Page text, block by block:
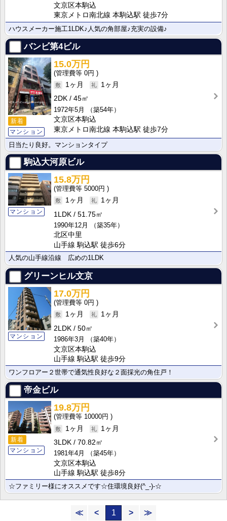
文京区本駒込
東京メトロ南北線 本駒込駅 徒歩7分
ハウスメーカー施工1LDK♪人気の角部屋♪充実の設備♪
バンビ第4ビル
新着
マンション
15.0万円
0円
1ヶ月
1ヶ月
2DK
45㎡
1972年5月
（築54年）
文京区本駒込
東京メトロ南北線 本駒込駅 徒歩7分
日当たり良好。マンションタイプ
駒込大河原ビル
マンション
15.8万円
5000円
1ヶ月
1ヶ月
1LDK
51.75㎡
1990年12月
（築35年）
北区中里
山手線 駒込駅 徒歩6分
人気の山手線沿線 広めの1LDK
グリーンヒル文京
マンション
17.0万円
0円
1ヶ月
1ヶ月
2LDK
50㎡
1986年3月
（築40年）
文京区本駒込
山手線 駒込駅 徒歩9分
ワンフロアー２世帯で通気性良好な２面採光の角住戸！
帝金ビル
新着
マンション
19.8万円
10000円
1ヶ月
1ヶ月
3LDK
70.82㎡
1981年4月
（築45年）
文京区本駒込
山手線 駒込駅 徒歩8分
☆ファミリー様にオススメです☆住環境良好(^_-)-☆
≪ < 1 > ≫